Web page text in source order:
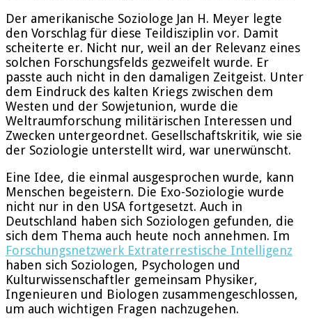
Der amerikanische Soziologe Jan H. Meyer legte
den Vorschlag für diese Teildisziplin vor. Damit
scheiterte er. Nicht nur, weil an der Relevanz eines
solchen Forschungsfelds gezweifelt wurde. Er
passte auch nicht in den damaligen Zeitgeist. Unter
dem Eindruck des kalten Kriegs zwischen dem
Westen und der Sowjetunion, wurde die
Weltraumforschung militärischen Interessen und
Zwecken untergeordnet. Gesellschaftskritik, wie sie
der Soziologie unterstellt wird, war unerwünscht.
Eine Idee, die einmal ausgesprochen wurde, kann
Menschen begeistern. Die Exo-Soziologie wurde
nicht nur in den USA fortgesetzt. Auch in
Deutschland haben sich Soziologen gefunden, die
sich dem Thema auch heute noch annehmen. Im
Forschungsnetzwerk Extraterrestische Intelligenz
haben sich Soziologen, Psychologen und
Kulturwissenschaftler gemeinsam Physiker,
Ingenieuren und Biologen zusammengeschlossen,
um auch wichtigen Fragen nachzugehen.